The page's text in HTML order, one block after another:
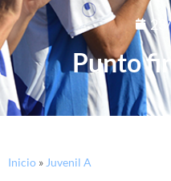
Punto
Inicio » Juvenil A